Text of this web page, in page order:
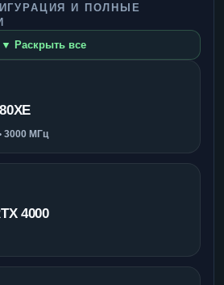
И ПОЛНЫЕ
▼ Раскрыть все
3000 МГц
4000